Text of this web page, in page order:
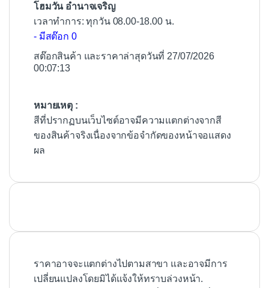
โฮมวัน อำนาจเจริญ
เวลาทำการ: ทุกวัน 08.00-18.00 น.
- มีสต๊อก 0
สต๊อกสินค้า และราคาล่าสุดวันที่ 27/07/2026
00:07:13
หมายเหตุ :
สีที่ปรากฏบนเว็บไซต์อาจมีความแตกต่างจากสี
ของสินค้าจริงเนื่องจากข้อจำกัดของหน้าจอแสดง
ผล
ราคาอาจจะแตกต่างไปตามสาขา และอาจมีการ
เปลี่ยนแปลงโดยมิได้แจ้งให้ทราบล่วงหน้า.